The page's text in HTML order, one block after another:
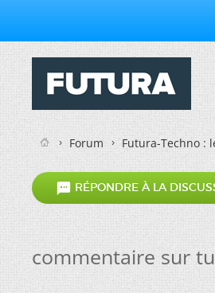
Forum Futura-Techno :
 RÉPONDRE À LA
commentaire sur